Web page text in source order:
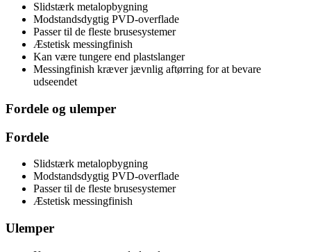
Slidstærk metalopbygning
Modstandsdygtig PVD-overflade
Passer til de fleste brusesystemer
Æstetisk messingfinish
Kan være tungere end plastslanger
Messingfinish kræver jævnlig aftørring for at bevare
udseendet
Fordele og ulemper
Fordele
Slidstærk metalopbygning
Modstandsdygtig PVD-overflade
Passer til de fleste brusesystemer
Æstetisk messingfinish
Ulemper